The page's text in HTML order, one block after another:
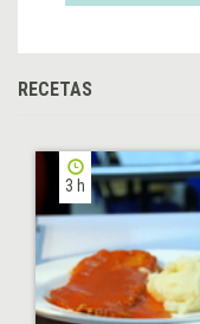
RECETAS
3 h